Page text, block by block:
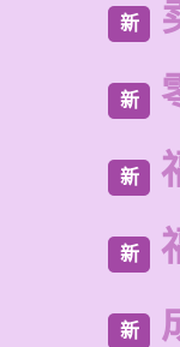
新
新
新
新
新